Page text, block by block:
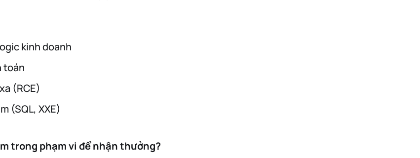
kinh doanh
toán
(RCE)
(SQL, XXE)
trong phạm vi để nhận thưởng?